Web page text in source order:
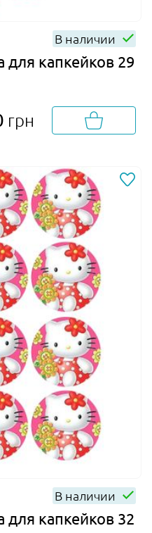
В наличии
для капкейков 29
грн
В наличии
для капкейков 32